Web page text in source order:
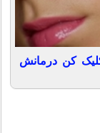
کن درمانش